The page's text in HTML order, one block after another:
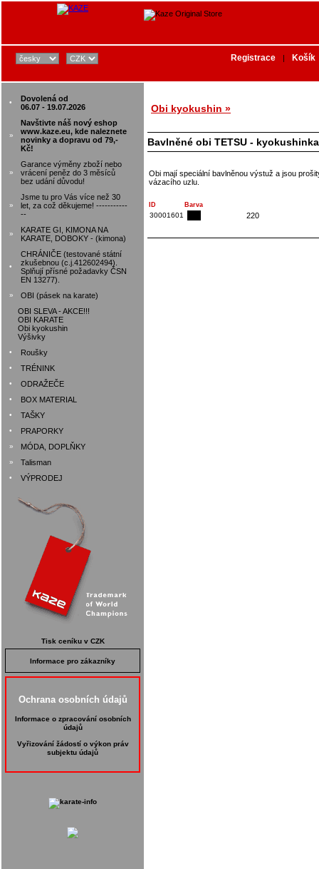
•
Dovolená od
06.07 - 19.07.2026
»
Navštivte náš nový eshop
www.kaze.eu, kde naleznete
novinky a dopravu od 79,-
Kč!
»
Garance výměny zboží nebo
vrácení peněz do 3 měsíců
bez udání důvodu!
»
Jsme tu pro Vás více než 30
let, za což děkujeme! -----------
--
»
KARATE GI, KIMONA NA
KARATE, DOBOKY - (kimona)
•
CHRÁNIČE (testované státní
zkušebnou (c.j.412602494).
Splňují přísné požadavky ČSN
EN 13277).
»
OBI (pásek na karate)
OBI SLEVA - AKCE!!!
OBI KARATE
Obi kyokushin
Výšivky
• Roušky
• TRÉNINK
• ODRAŽEČE
• BOX MATERIAL
• TAŠKY
• PRAPORKY
» MÓDA, DOPLŇKY
» Talisman
• VÝPRODEJ
Tisk ceníku v CZK
Informace pro zákazníky
Ochrana osobních údajů
Informace o zpracování osobních
údajů
Vyřizování žádostí o výkon práv
subjektu údajů
Registrace | Košík
Obi kyokushin »
Bavlněné obi TETSU -
Obi mají speciální bavlněnou výstuž a jsou
vázacího uzlu.
ID Barva
30001601 220